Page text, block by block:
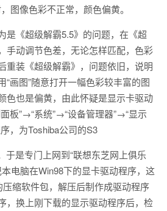
图像色彩不正常，颜色偏黄。
是《超级解霸5.5》的问题，在《超
手动调节色差，无论怎样匹配，色彩
重装《超级解霸》，问题依旧，说明
“画图”随意打开一幅色彩较丰富的图
色也是偏黄，由此怀疑是显示卡驱动
板”→“系统”→“设备管理器”→“显示
，为Toshiba公司的S3
于是专门上网到“联想东芝网上俱乐
电脑在Win98下的显卡驱动程序，这
压缩软件包，解压后制作成驱动程序
，换上刚下载的显示驱动程序后，检